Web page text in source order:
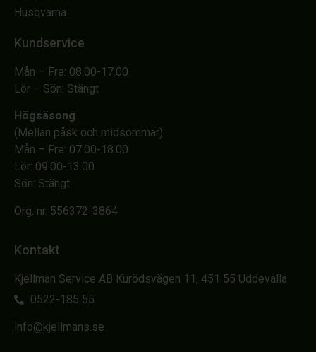
Husqvarna
Kundservice
Mån – Fre: 08.00-17.00
Lör – Sön: Stängt
Högsäsong
(Mellan påsk och midsommar)
Mån – Fre: 07.00-18.00
Lör: 09.00-13.00
Sön: Stängt
Org. nr. 556372-3864
Kontakt
Kjellman Service AB Kurödsvägen 11, 451 55 Uddevalla
0522-185 55
info@kjellmans.se